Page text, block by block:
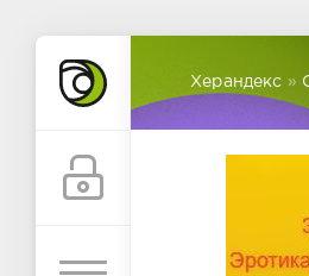
Херандекс »